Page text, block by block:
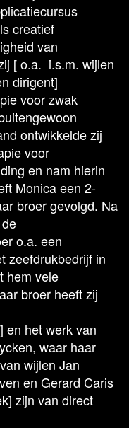
creatief
van
[ o.a. i.s.m. wijlen
dirigent]
voor zwak
ontwikkelde zij
voor
en nam hierin
Monica een 2-
broer gevolgd. Na
o.a. een
zeefdrukbedrijf in
hem vele
broer heeft zij
en het werk van
waar haar
wijlen Jan
en Gerard Caris
zijn van direct